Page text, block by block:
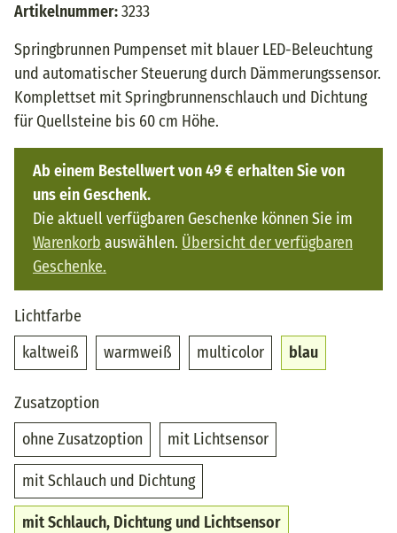
Artikelnummer:3233
Springbrunnen Pumpenset mit blauer LED-Beleuchtung
und automatischer Steuerung durch Dämmerungssensor.
Komplettset mit Springbrunnenschlauch und Dichtung
für Quellsteine bis 60 cm Höhe.
Ab einem Bestellwert von 49 € erhalten Sie von
uns ein Geschenk.
Die aktuell verfügbaren Geschenke können Sie im
Warenkorb auswählen. Übersicht der verfügbaren
Geschenke.
Lichtfarbe
kaltweiß kaltweiß
warmweiß warmweiß
multicolormulticolor
blaublau
Zusatzoption
ohne Zusatzoption ohne Zusatzoption
mit Lichtsensormit Lichtsensor
mit Schlauch und Dichtungmit Schlauch und Dichtung
mit Schlauch, Dichtung und Lichtsensormit Schlauch,